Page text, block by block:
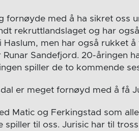
fornøyde med å ha sikret oss
rekruttlandslaget og har
Haslum, men har også rukket
Runar Sandefjord. 20-åringen
spiller de to kommende
er meget fornøyd med å få
Matic og Ferkingstad som
spiller til oss. Jurisic har til